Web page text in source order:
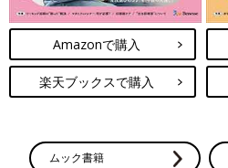
Amazonで購入
楽天ブックスで購入
ムック書籍